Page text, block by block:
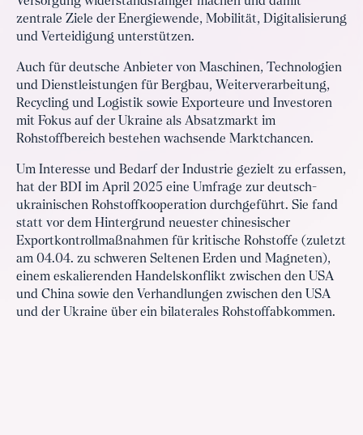
zentrale Ziele der Energiewende, Mobilität, Digitalisierung
und Verteidigung unterstützen.
Auch für deutsche Anbieter von Maschinen, Technologien
und Dienstleistungen für Bergbau, Weiterverarbeitung,
Recycling und Logistik sowie Exporteure und Investoren
mit Fokus auf der Ukraine als Absatzmarkt im
Rohstoffbereich bestehen wachsende Marktchancen.
Um Interesse und Bedarf der Industrie gezielt zu erfassen,
hat der BDI im April 2025 eine Umfrage zur deutsch-
ukrainischen Rohstoffkooperation durchgeführt. Sie fand
statt vor dem Hintergrund neuester chinesischer
Exportkontrollmaßnahmen für kritische Rohstoffe (zuletzt
am 04.04. zu schweren Seltenen Erden und Magneten),
einem eskalierenden Handelskonflikt zwischen den USA
und China sowie den Verhandlungen zwischen den USA
und der Ukraine über ein bilaterales Rohstoffabkommen.